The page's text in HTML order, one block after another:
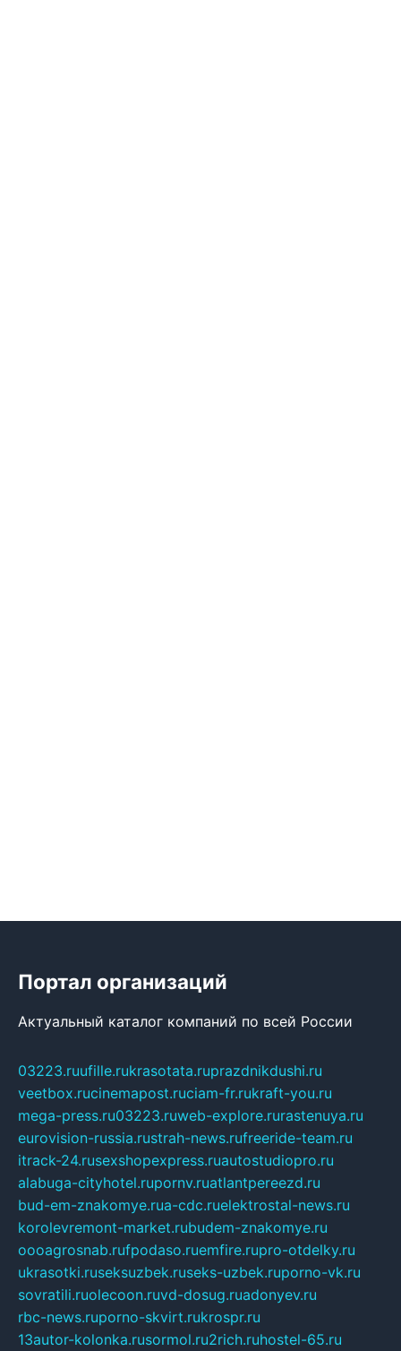
Портал организаций
Актуальный каталог компаний по всей России
03223.ruufille.rukrasotata.ruprazdnikdushi.ru
veetbox.rucinemapost.ruciam-fr.rukraft-you.ru
mega-press.ru03223.ruweb-explore.rurastenuya.ru
eurovision-russia.rustrah-news.rufreeride-team.ru
itrack-24.rusexshopexpress.ruautostudiopro.ru
alabuga-cityhotel.rupornv.ruatlantpereezd.ru
bud-em-znakomye.rua-cdc.ruelektrostal-news.ru
korolevremont-market.rubudem-znakomye.ru
oooagrosnab.rufpodaso.ruemfire.rupro-otdelky.ru
ukrasotki.ruseksuzbek.ruseks-uzbek.ruporno-vk.ru
sovratili.ruolecoon.ruvd-dosug.ruadonyev.ru
rbc-news.ruporno-skvirt.rukrospr.ru
13autor-kolonka.rusormol.ru2rich.ruhostel-65.ru